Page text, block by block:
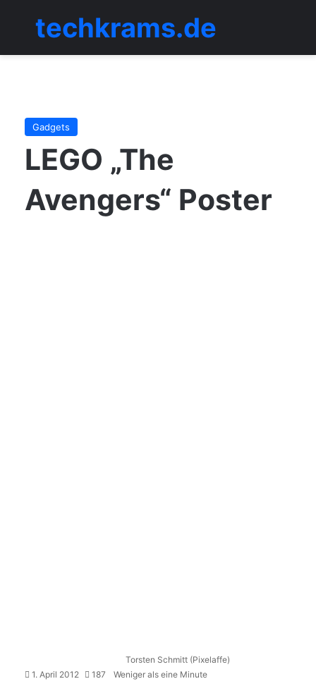
Menü
techkrams.de
Gadgets
LEGO „The
Avengers“ Poster
Torsten Schmitt (Pixelaffe)
1. April 2012
187 Weniger als eine Minute